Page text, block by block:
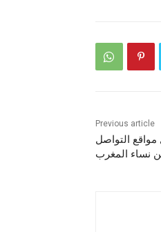
Previous article
التواصل
نساء المغرب